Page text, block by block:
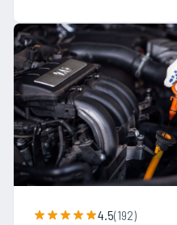
4.5(192)